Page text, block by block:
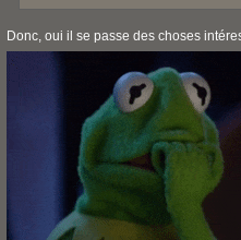
Donc, oui il se passe des choses